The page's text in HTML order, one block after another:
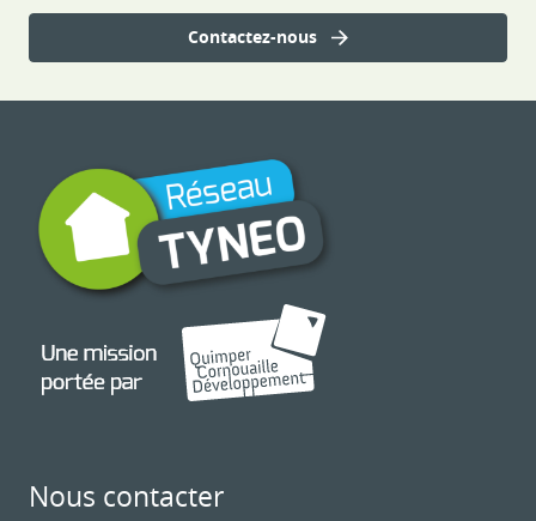
Contactez-nous
Nous contacter